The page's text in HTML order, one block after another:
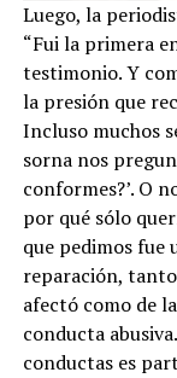
Luego, la
“Fui la primera
testimonio. Y
la presión que
Incluso muchos
sorna nos
conformes?’. O
por qué sólo
que pedimos fue
reparación,
afectó como de
conducta
conductas es